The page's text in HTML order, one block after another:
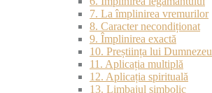
7. La împlinirea vremurilor
8. Caracter necondiționat
9. Împlinirea exactă
10. Preștiința lui Dumnezeu
11. Aplicația multiplă
12. Aplicația spirituală
13. Limbajul simbolic